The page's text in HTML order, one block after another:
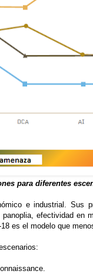
para diferentes
e industrial. Sus
efectividad en
es el modelo que